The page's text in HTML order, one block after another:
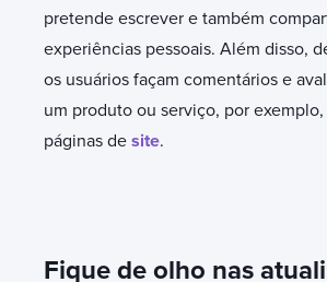
pretende escrever e também
experiências pessoais. Além disso,
os usuários façam comentários e
um produto ou serviço, por
páginas de site.
Fique de olho nas